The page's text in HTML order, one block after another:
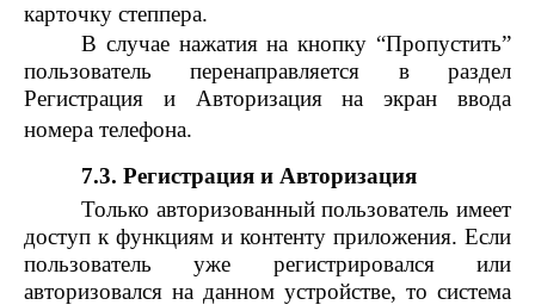
карточку степпера.
В случае нажатия на кнопку “Пропустить”
пользователь перенаправляется в раздел
Регистрация и Авторизация на экран ввода
номера телефона.
7.3. Регистрация и Авторизация
Только авторизованный пользователь имеет
доступ к функциям и контенту приложения. Если
пользователь уже регистрировался или
авторизовался на данном устройстве, то система